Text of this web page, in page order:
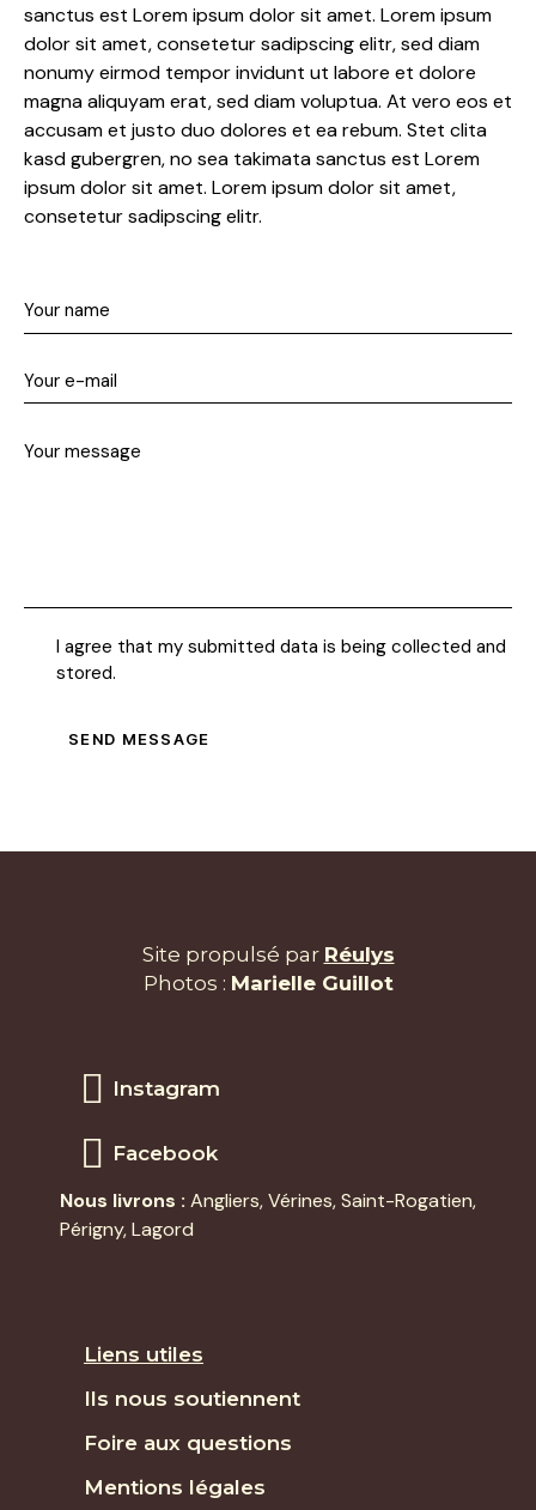
sanctus est Lorem ipsum dolor sit amet. Lorem ipsum
dolor sit amet, consetetur sadipscing elitr, sed diam
nonumy eirmod tempor invidunt ut labore et dolore
magna aliquyam erat, sed diam voluptua. At vero eos et
accusam et justo duo dolores et ea rebum. Stet clita
kasd gubergren, no sea takimata sanctus est Lorem
ipsum dolor sit amet. Lorem ipsum dolor sit amet,
consetetur sadipscing elitr.
I agree that my submitted data is being collected and
stored.
SEND MESSAGE
Site propulsé par Réulys
Photos : Marielle Guillot
Instagram
Facebook
Nous livrons : Angliers,Vérines,Saint-Rogatien,
Périgny,Lagord
Liens utiles
Ils nous soutiennent
Foire aux questions
Mentions légales